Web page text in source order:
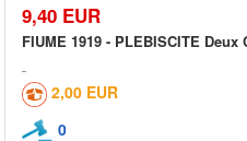
9,40 EUR
FIUME 1919 - PLEBISCITE Deux
2,00 EUR
0